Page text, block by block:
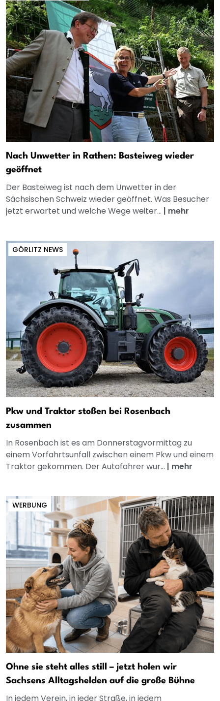
Nach Unwetter in Rathen: Basteiweg wieder
geöffnet
Der Basteiweg ist nach dem Unwetter in der
Sächsischen Schweiz wieder geöffnet. Was Besucher
jetzt erwartet und welche Wege weiter... | mehr
GÖRLITZ NEWS
Pkw und Traktor stoßen bei Rosenbach
zusammen
In Rosenbach ist es am Donnerstagvormittag zu
einem Vorfahrtsunfall zwischen einem Pkw und einem
Traktor gekommen. Der Autofahrer wur... | mehr
WERBUNG
Ohne sie steht alles still – jetzt holen wir
Sachsens Alltagshelden auf die große Bühne
In jedem Verein, in jeder Straße, in jedem